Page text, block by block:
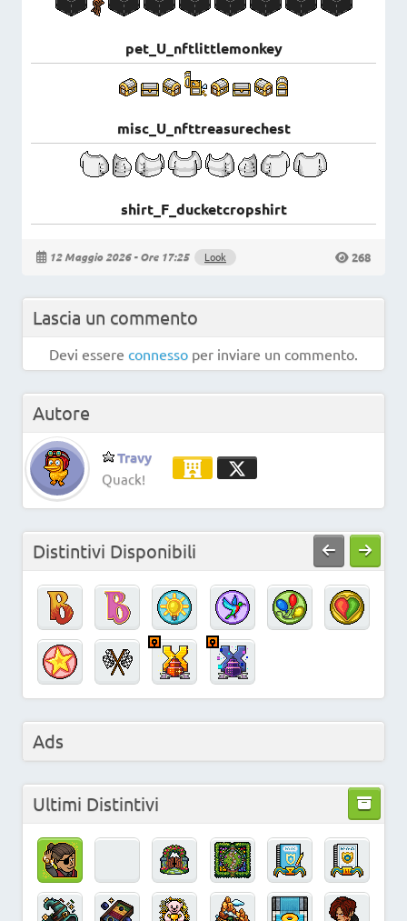
pet_U_nftlittlemonkey
misc_U_nfttreasurechest
shirt_F_ducketcropshirt
12 Maggio 2026 - Ore 17:25 Look 268
Lascia un commento
Devi essere connesso per inviare un commento.
Autore
Travy
Quack!
Distintivi Disponibili
Ads
Ultimi Distintivi